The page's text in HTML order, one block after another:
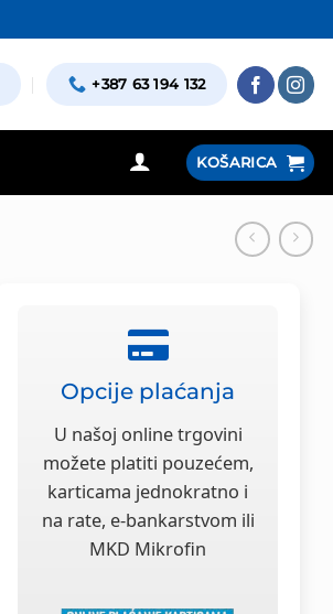
+387 63 194 132
KOŠARICA
Opcije plaćanja
U našoj online trgovini
možete platiti pouzećem,
karticama jednokratno i
na rate, e-bankarstvom ili
MKD Mikrofin